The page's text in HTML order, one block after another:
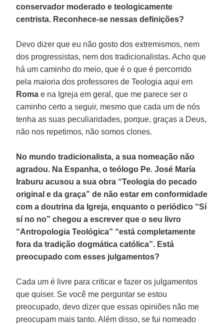
conservador moderado e teologicamente
centrista. Reconhece-se nessas definições?
Devo dizer que eu não gosto dos extremismos, nem
dos progressistas, nem dos tradicionalistas. Acho que
há um caminho do meio, que é o que é percorrido
pela maioria dos professores de Teologia aqui em
Roma e na Igreja em geral, que me parece ser o
caminho certo a seguir, mesmo que cada um de nós
tenha as suas peculiaridades, porque, graças a Deus,
não nos repetimos, não somos clones.
No mundo tradicionalista, a sua nomeação não
agradou. Na Espanha, o teólogo Pe. José María
Iraburu acusou a sua obra “Teologia do pecado
original e da graça” de não estar em conformidade
com a doutrina da Igreja, enquanto o periódico “Sí
sí no no” chegou a escrever que o seu livro
“Antropologia Teológica” “está completamente
fora da tradição dogmática católica”. Está
preocupado com esses julgamentos?
Cada um é livre para criticar e fazer os julgamentos
que quiser. Se você me perguntar se estou
preocupado, devo dizer que essas opiniões não me
preocupam mais tanto. Além disso, se fui nomeado